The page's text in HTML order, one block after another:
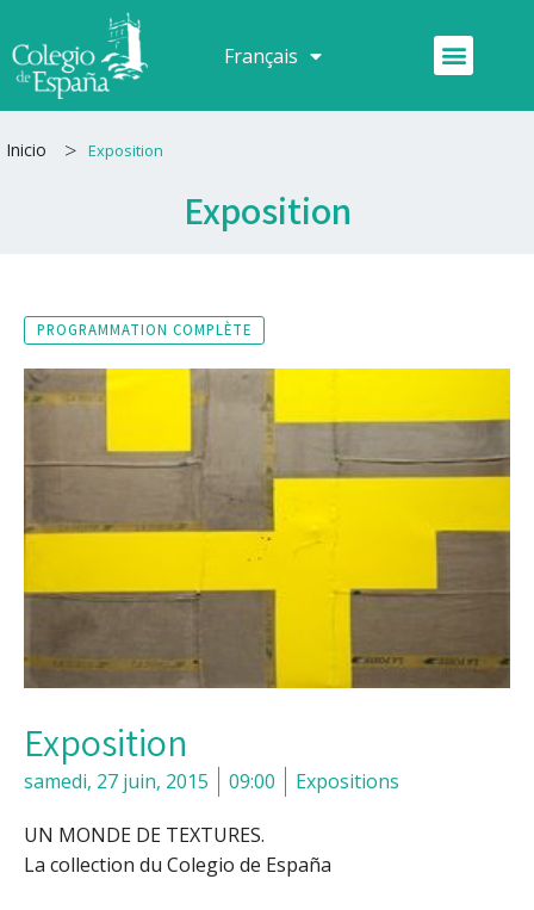
au
contenu
Français
Español Menu
Inicio > Exposition
Exposition
PROGRAMMATION COMPLÈTE
Exposition
samedi, 27 juin, 2015 09:00 Expositions
UN MONDE DE TEXTURES.
La collection du Colegio de España